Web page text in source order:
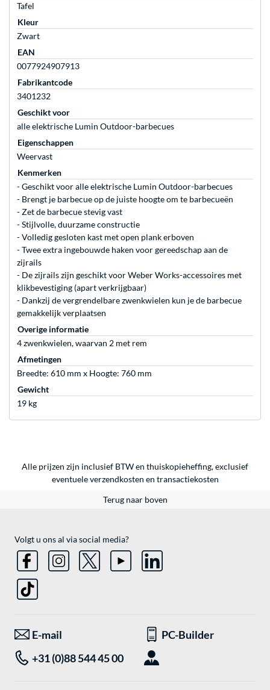
Tafel
Kleur
Zwart
EAN
0077924907913
Fabrikantcode
3401232
Geschikt voor
alle elektrische Lumin Outdoor-barbecues
Eigenschappen
Weervast
Kenmerken
- Geschikt voor alle elektrische Lumin Outdoor-barbecues
- Brengt je barbecue op de juiste hoogte om te barbecueën
- Zet de barbecue stevig vast
- Stijlvolle, duurzame constructie
- Volledig gesloten kast met open plank erboven
- Twee extra ingebouwde haken voor gereedschap aan de
zijrails
- De zijrails zijn geschikt voor Weber Works-accessoires met
klikbevestiging (apart verkrijgbaar)
- Dankzij de vergrendelbare zwenkwielen kun je de barbecue
gemakkelijk verplaatsen
Overige informatie
4 zwenkwielen, waarvan 2 met rem
Afmetingen
Breedte: 610 mm x Hoogte: 760 mm
Gewicht
19 kg
Alle prijzen zijn inclusief BTW en thuiskopieheffing, exclusief
eventueleverzendkosten en transactiekosten
Terug naar boven
Volgt u ons al via social media?
E-mail
PC-Builder
+31 (0)88 544 45 00